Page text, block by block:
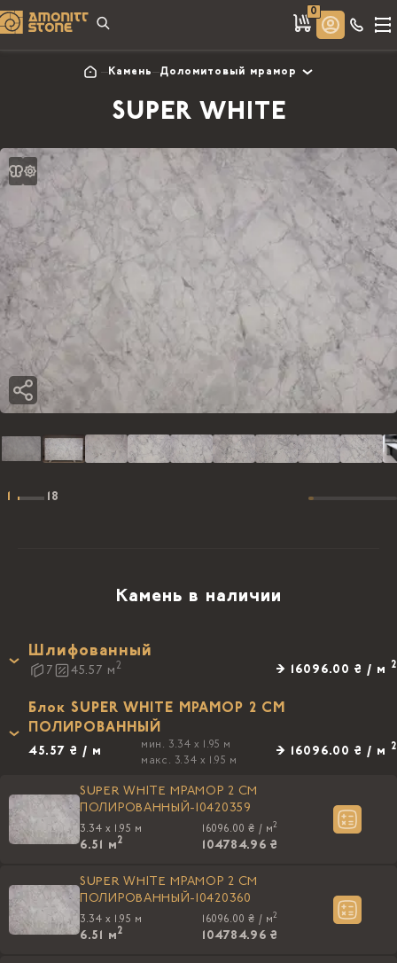
0
Камень Доломитовый мрамор
SUPER WHITE
1 18
Камень в наличии
Шлифованный
7 45.57 м2 → 16096.00 ₴ / м 2
Блок SUPER WHITE МРАМОР 2 СМ
ПОЛИРОВАННЫЙ
45.57 ₴ / м
мин. 3.34 x 1.95 м
макс. 3.34 x 1.95 м
→ 16096.00 ₴ / м 2
SUPER WHITE МРАМОР 2 СМ
ПОЛИРОВАННЫЙ-10420359
3.34 x 1.95 м
6.51 м2
16096.00 ₴ / м2
104784.96 ₴
SUPER WHITE МРАМОР 2 СМ
ПОЛИРОВАННЫЙ-10420360
3.34 x 1.95 м
6.51 м2
16096.00 ₴ / м2
104784.96 ₴